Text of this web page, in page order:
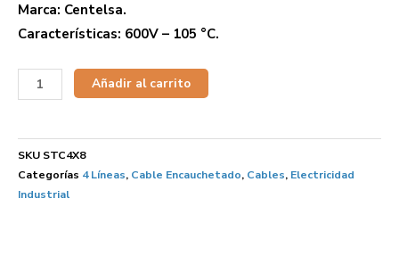
Marca: Centelsa.
Características: 600V – 105 °C.
Añadir al carrito
SKU STC4X8
Categorías 4 Líneas, Cable Encauchetado, Cables, Electricidad
Industrial